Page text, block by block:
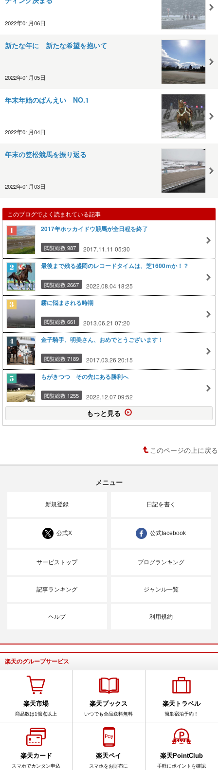
2022年01月06日
新たな年に 新たな希望を抱いて
2022年01月05日
年末年始のばんえい NO.1
2022年01月04日
年末の笠松競馬を振り返る
2022年01月03日
このブログでよく読まれている記事
2017年ホッカイドウ競馬が全日程を終了
閲覧総数 987 2017.11.11 05:30
最後まで残る盛岡のレコードタイムは、芝1600ｍか！？
閲覧総数 2667 2022.08.04 18:25
霧に悩まされる時期
閲覧総数 661 2013.06.21 07:20
金子騎手、明美さん、おめでとうございます！
閲覧総数 7189 2017.03.26 20:15
もがきつつ その先にある勝利へ
閲覧総数 1255 2022.12.07 09:52
もっと見る
このページの上に戻る
メニュー
新規登録 日記を書く
公式X 公式facebook
サービストップ ブログランキング
記事ランキング ジャンル一覧
ヘルプ 利用規約
楽天のグループサービス
楽天市場
商品数は1億点以上
楽天ブックス
いつでも全品送料無料
楽天トラベル
簡単宿泊予約！
楽天カード
スマホでカンタン申込
楽天ペイ
スマホをお財布に
楽天PointClub
手軽にポイントを確認